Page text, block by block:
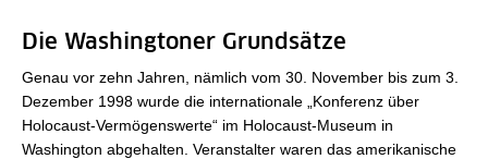
Die Washingtoner Grundsätze
Genau vor zehn Jahren, nämlich vom 30. November bis zum 3.
Dezember 1998 wurde die internationale „Konferenz über
Holocaust-Vermögenswerte“ im Holocaust-Museum in
Washington abgehalten. Veranstalter waren das amerikanische